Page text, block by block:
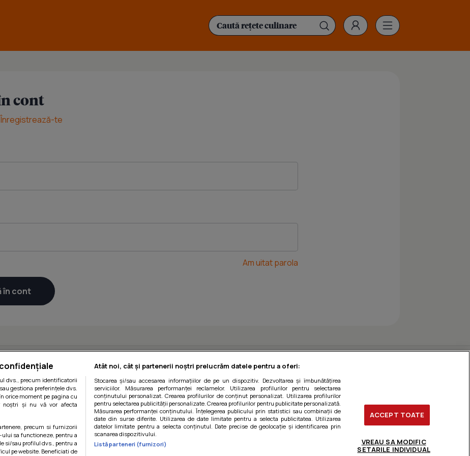
cont
Înregistrează-te
Am uitat parola
|Politica de cookies Politica de confidentialitate
dvs., precum identificatorii
gestiona preferințele dvs.
orice moment pe pagina cu
noștri și nu vă vor afecta
precum si furnizorii
sa functioneze, pentru a
si/sau profilul dvs., pentru a
pe website. Beneficiati de
Atât noi, cât și partenerii noștri prelucrăm datele pentru a oferi:
Stocarea și/sau accesarea informațiilor de pe un dispozitiv. Dezvoltarea și îmbunătățirea
serviciilor. Măsurarea performanței reclamelor. Utilizarea profilurilor pentru selectarea
conținutului personalizat. Crearea profilurilor de conținut personalizat. Utilizarea profilurilor
pentru selectarea publicității personalizate. Crearea profilurilor pentru publicitate personalizată.
Măsurarea performanței conținutului. Înțelegerea publicului prin statistici sau combinații de
date din surse diferite. Utilizarea de date limitate pentru a selecta publicitatea. Utilizarea
datelor limitate pentru a selecta conținutul. Date precise de geolocație și identificarea prin
scanarea dispozitivului.
Listă parteneri (furnizori)
ACCEPT TOATE
VREAU SA MODIFIC
SETARILE INDIVIDUAL